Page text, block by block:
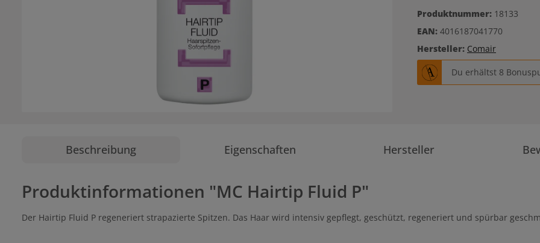
Produktnummer: 18133
EAN: 4016187041770
Hersteller: Comair
Du erhältst 8
Beschreibung Eigenschaften Hersteller
Produktinformationen "MC Hairtip Fluid P"
Der Hairtip Fluid P regeneriert strapazierte Spitzen. Das Haar wird intensiv gepflegt, geschützt, regeneriert und spürbar